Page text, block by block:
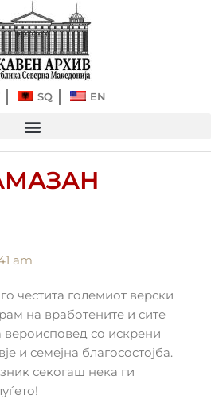
SQ EN
am
честита големиот верски
на вработените и сите
со искрени
и семејна благосостојба.
секогаш нека ги